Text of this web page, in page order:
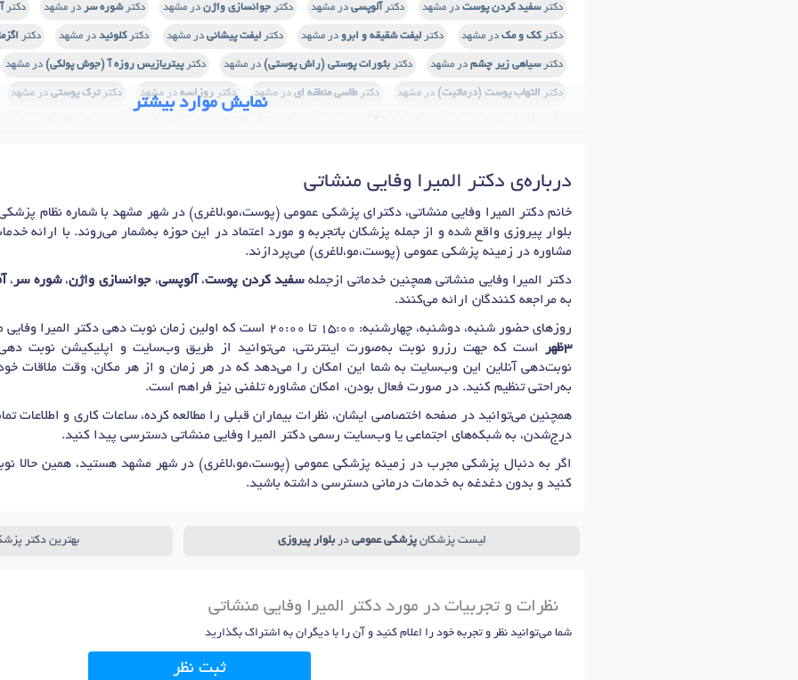
دکترسفید کردن پوست در مشهد دکتر آلوپسی در مشهد دکتر جوانسازی واژن در مشهد دکترشوره سر در مشهد دکتر
دکترکک و مک در مشهد دکتر لیفت شقیقه و ابرو در مشهد دکتر لیفت پیشانی در مشهد دکترکلوئید در مشهد دکتر
دکترسیاهی زیر چشم در مشهد دکتر بثورات پوستی (راش پوستی) در مشهد دکترپیتریازیس روزه آ (جوش پولکی) در مشهد
دکتر التهاب پوست (درماتیت) در مشهد دکتر طاسی منطقه ای در مشهد دکتر روزاسه در مشهد دکترترک پوستی در مشهد
دکتررژیم لاغریدر مشهد دکتر تزریق بوتاکس سردرد و اسپاستیسیتی
دکتر مزونیدلینگ در مشهد دکتر هایپر پیگمانتاسیون (تیرگی پوست) در مشهد دکتر لاغری موضعی (اندرمولوژی) در مشهد
دکتراسکار آکنه (جای جوش)در مشهد دکترریزش مودر مشهد دکترجوان سازی پوست در مشهد دکترمزوتراپیدر مشهد
تزریق پی آر پی (PRP) تزریق فیلر (ژل) در مشهد
نمایش موارد بیشتر
درباره‌ی دکتر المیرا وفایی منشاتی
بلوار پیروزی واقع شده و از جمله پزشکان باتجربه و مورد اعتماد در این حوزه به‌شمار می‌روند. با ارائه
مشاوره در زمینه پزشکی عمومی (پوست،مو،لاغری) می‌پردازند.
دکتر المیرا وفایی منشاتی همچنین خدماتی ازجملهسفید کردن پوست، آلوپسی،جوانسازی واژن،شوره سر ،
به مراجعه کنندگان ارائه می‌کنند.
روزهای حضور شنبه، دوشنبه، چهارشنبه: 15:00 تا 20:00 است که اولین زمان نوبت دهی دکتر المیرا وفایی منشاتی برای
3ظهر
است که جهت رزرو نوبت به‌صورت اینترنتی، می‌توانید از طریق وب‌سایت و اپلیکیشن نوبت دهی
نوبت‌دهی آنلاین این وب‌سایت به شما این امکان را می‌دهد که در هر زمان و از هر مکان، وقت ملاقات خود
به‌راحتی تنظیم کنید. در صورت فعال بودن، امکان مشاوره تلفنی نیز فراهم است.
همچنین می‌توانید در صفحه اختصاصی ایشان، نظرات بیماران قبلی را مطالعه کرده، ساعات کاری و اطلاعات
درج‌شدن، به شبکه‌های اجتماعی یا وب‌سایت رسمی دکتر المیرا وفایی منشاتی دسترسی پیدا کنید.
اگر به دنبال پزشکی مجرب در زمینه پزشکی عمومی (پوست،مو،لاغری) در شهر مشهد هستید، همین حالا
کنید و بدون دغدغه به خدمات درمانی دسترسی داشته باشید.
لیست پزشکانپزشکی عمومی دربلوار پیروزی بهترین دکتر
نظرات و تجربیات در مورد دکتر المیرا وفایی منشاتی
شما می‌توانید نظر و تجربه خود را اعلام کنید و آن را با دیگران به اشتراک بگذارید
ثبت نظر